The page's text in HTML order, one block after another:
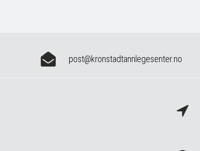
post@kronstadtannlegesenter.no